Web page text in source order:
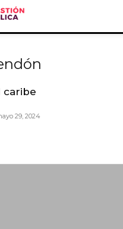
caribe
29, 2024